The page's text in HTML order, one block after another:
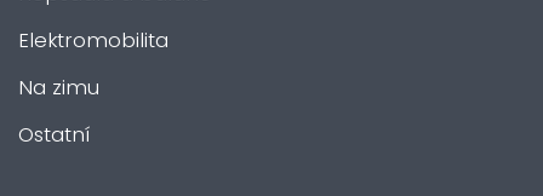
Elektromobilita
Na zimu
Ostatní